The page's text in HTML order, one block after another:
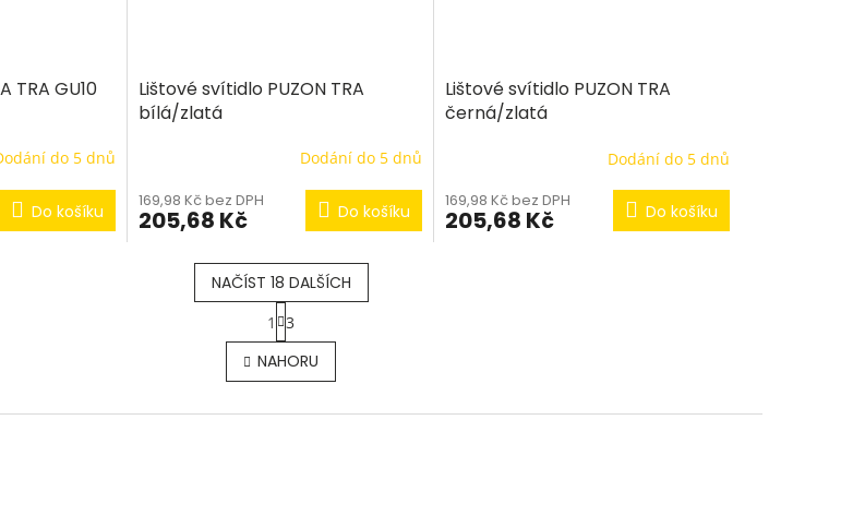
TRA GU10
do 5 dnů
Do košíku
Lištové svítidlo PUZON TRA
bílá/zlatá
Dodání do 5 dnů
169,98 Kč bez DPH
205,68 Kč Do košíku
Lištové svítidlo PUZON TRA
černá/zlatá
Dodání do 5 dnů
169,98 Kč bez DPH
205,68 Kč Do košíku
O
v
d
NAČÍST 18 DALŠÍCH
S
t
r
á
n
o
1 3
NAHORU